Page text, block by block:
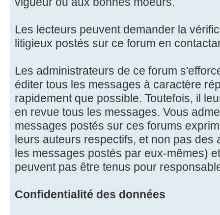
Les lecteurs peuvent demander la
litigieux postés sur ce forum en
Les administrateurs de ce forum
éditer tous les messages à caractère
rapidement que possible. Toutefois, il
en revue tous les messages. Vous
messages postés sur ces forums
leurs auteurs respectifs, et non pas des
les messages postés par eux-mêmes)
peuvent pas être tenus pour
Confidentialité des données